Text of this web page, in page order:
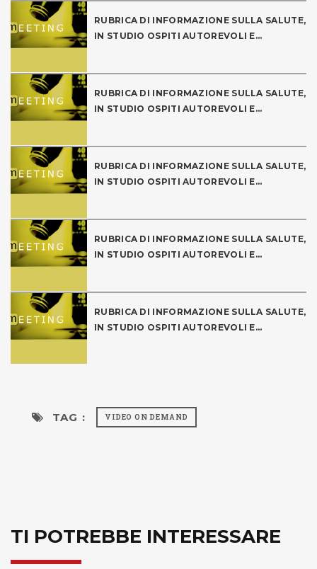
RUBRICA DI INFORMAZIONE SULLA SALUTE,
IN STUDIO OSPITI AUTOREVOLI E...
RUBRICA DI INFORMAZIONE SULLA SALUTE,
IN STUDIO OSPITI AUTOREVOLI E...
RUBRICA DI INFORMAZIONE SULLA SALUTE,
IN STUDIO OSPITI AUTOREVOLI E...
RUBRICA DI INFORMAZIONE SULLA SALUTE,
IN STUDIO OSPITI AUTOREVOLI E...
RUBRICA DI INFORMAZIONE SULLA SALUTE,
IN STUDIO OSPITI AUTOREVOLI E...
TAG : VIDEO ON DEMAND
TI POTREBBE INTERESSARE